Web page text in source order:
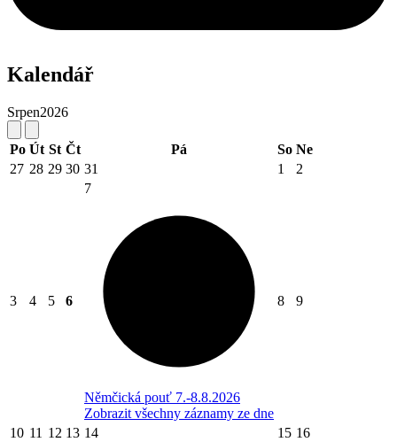
Kalendář
Srpen2026
Po Út St Čt Pá So Ne
27 28 29 30 31 1 2
3 4 5 6
7
Němčická pouť 7.-8.8.2026
Zobrazit všechny záznamy ze dne
8 9
10 11 12 13 14 15 16